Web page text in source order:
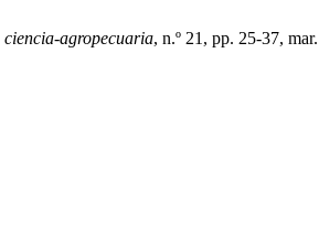
ciencia-agropecuaria, n.º 21, pp. 25-37,